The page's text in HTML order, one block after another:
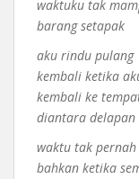
waktuku tak
barang setapak
aku rindu pulang
kembali ketika
kembali ke
diantara delapan
waktu tak
bahkan ketika